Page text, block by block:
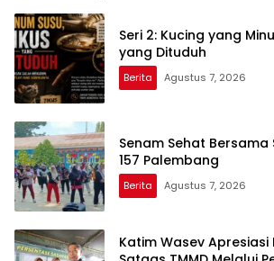
Seri 2: Kucing yang
yang Dituduh
Berita Agustus 7, 2026
Senam Sehat Bersama
157 Palembang
Berita Agustus 7, 2026
Katim Wasev Apresiasi